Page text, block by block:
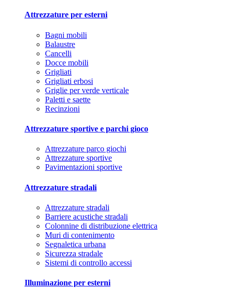
Attrezzature per esterni
Bagni mobili
Balaustre
Cancelli
Docce mobili
Grigliati
Grigliati erbosi
Griglie per verde verticale
Paletti e saette
Recinzioni
Attrezzature sportive e parchi gioco
Attrezzature parco giochi
Attrezzature sportive
Pavimentazioni sportive
Attrezzature stradali
Attrezzature stradali
Barriere acustiche stradali
Colonnine di distribuzione elettrica
Muri di contenimento
Segnaletica urbana
Sicurezza stradale
Sistemi di controllo accessi
Illuminazione per esterni